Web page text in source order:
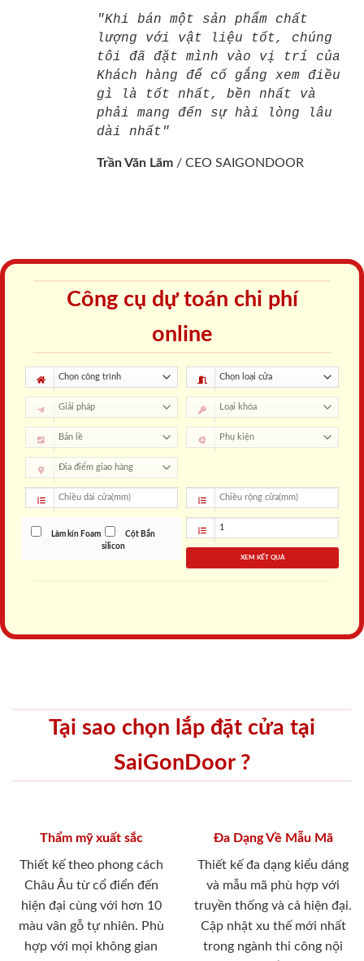
"Khi bán một sản phẩm chất
lượng với vật liệu tốt, chúng
tôi đã đặt mình vào vị trí của
Khách hàng để cố gắng xem điều
gì là tốt nhất, bền nhất và
phải mang đến sự hài lòng lâu
dài nhất"
Trần Văn Lãm / CEO SAIGONDOOR
Công cụ dự toán chi phí
online
Làm kín Foam
Cột Bắn
silicon
XEM KẾT QUẢ
Tại sao chọn lắp đặt cửa tại
SaiGonDoor ?
Thẩm mỹ xuất sắc
Thiết kế theo phong cách
Châu Âu từ cổ điển đến
hiện đại cùng với hơn 10
màu vân gỗ tự nhiên. Phù
hợp với mọi không gian
Đa Dạng Về Mẫu Mã
Thiết kế đa dạng kiểu dáng
và mẫu mã phù hợp với
truyền thống và cả hiện đại.
Cập nhật xu thế mới nhất
trong ngành thi công nội